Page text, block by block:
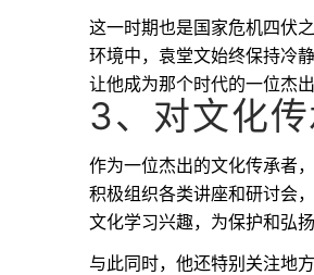
这一时期也是国家危机四伏
环境中，袁堂文始终保持冷
让他成为那个时代的一位杰出
3、对文化
作为一位杰出的文化传承者
积极组织各类讲座和研讨会
文化学习兴趣，为保护和弘
与此同时，他还特别关注地